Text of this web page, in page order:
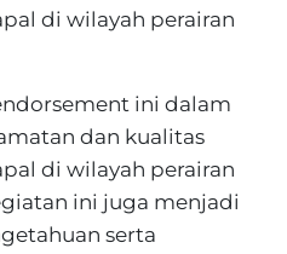
di wilayah perairan
ini dalam
dan kualitas
di wilayah perairan
ini juga menjadi
serta